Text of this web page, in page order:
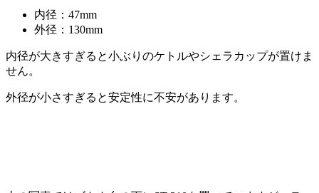
内径：47mm
外径：130mm
内径が大きすぎると小ぶりのケトルやシェラカップが置けま
せん。
外径が小さすぎると安定性に不安があります。